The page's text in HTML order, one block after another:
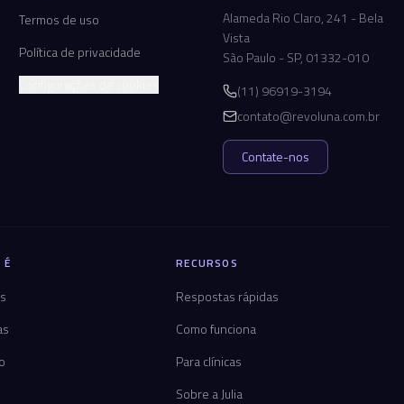
Termos de uso
Política de privacidade
Alameda Rio Claro, 241 - Bela
Vista
São Paulo - SP, 01332-010
(11) 96919-3194
contato@revoluna.com.br
Contate-nos
RECURSOS
Respostas rápidas
Como funciona
Para clínicas
Sobre a Julia